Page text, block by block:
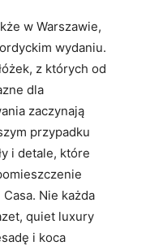
w Warszawie,
wydaniu.
z których od
dla
zaczynają
przypadku
i detale, które
Nie każda
quiet luxury
i koca